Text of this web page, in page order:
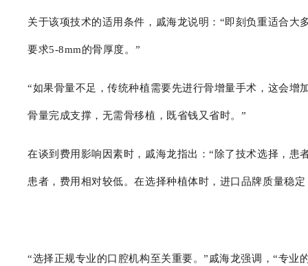
关于该项技术的适用条件，戚海龙说明：“即刻负重适合
要求5-8mm的骨厚度。”
“如果骨量不足，传统种植需要先进行骨增量手术，这会
骨量完成支撑，无需骨移植，既省钱又省时。”
在谈到费用影响因素时，戚海龙指出：“除了技术选择，
患者，费用相对较低。在选择种植体时，进口品牌质量稳
“选择正规专业的口腔机构至关重要。”戚海龙强调，“专